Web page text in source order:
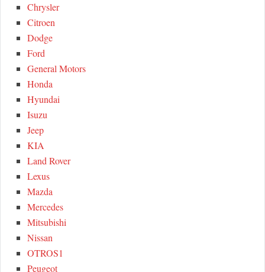
Chrysler
Citroen
Dodge
Ford
General Motors
Honda
Hyundai
Isuzu
Jeep
KIA
Land Rover
Lexus
Mazda
Mercedes
Mitsubishi
Nissan
OTROS1
Peugeot